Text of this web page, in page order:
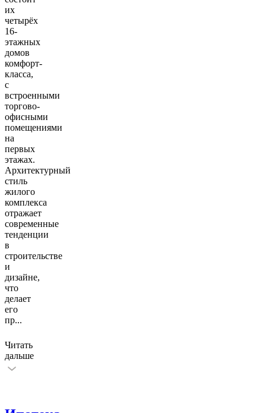
их
четырёх
16-
этажных
домов
комфорт-
класса,
с
встроенными
торгово-
офисными
помещениями
на
первых
этажах.
Архитектурный
стиль
жилого
комплекса
отражает
современные
тенденции
в
строительстве
и
дизайне,
что
делает
его
пр...
Читать
дальше